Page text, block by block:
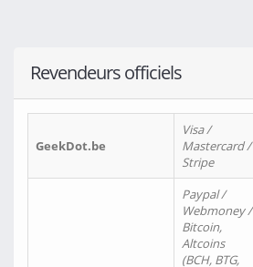
Revendeurs officiels
GeekDot.be
Visa /
Mastercard /
Stripe
Paypal /
Webmoney /
Bitcoin,
Altcoins
(BCH, BTG,